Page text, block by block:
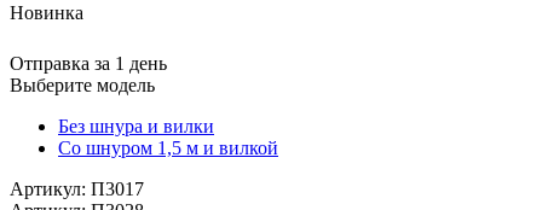
Новинка
Отправка за 1 день
Выберите модель
Без шнура и вилки
Со шнуром 1,5 м и вилкой
Артикул: П3017